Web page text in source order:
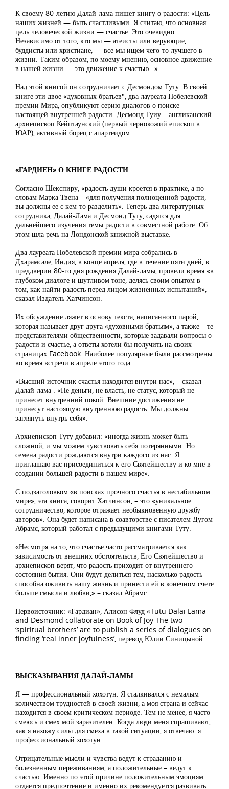
К своему 80-летию Далай-лама пишет книгу о радости: «Цель
наших жизней — быть счастливыми. Я считаю, что основная
цель человеческой жизни — счастье. Это очевидно.
Независимо от того, кто мы — атеисты или верующие,
буддисты или христиане, — все мы ищем чего-то лучшего в
жизни. Таким образом, по моему мнению, основное движение
в нашей жизни — это движение к счастью…».
Над этой книгой он сотрудничает с Десмондом Туту. В своей
книге эти двое «духовных братьев", два лауреата Нобелевской
премии Мира, опубликуют серию диалогов о поиске
настоящей внутренней радости. Десмонд Туиу – англиканский
архиепископ Кейптаунский (первый чернокожий епископ в
ЮАР), активный борец с апартеидом.
«ГАРДИЕН» О КНИГЕ РАДОСТИ
Согласно Шекспиру, «радость души кроется в практике, а по
словам Марка Твена – «для получения полноценной радости,
вы должны ее с кем-то разделить». Теперь два литературных
сотрудника, Далай-Лама и Десмонд Туту, садятся для
дальнейшего изучения темы радости в совместной работе. Об
этом шла речь на Лондонской книжной выставке.
Два лауреата Нобелевской премии мира собрались в
Дхарамсале, Индия, в конце апреля, где в течение пяти дней, в
преддверии 80-го дня рождения Далай-ламы, провели время «в
глубоком диалоге и шутливом тоне, делясь своим опытом в
том, как найти радость перед лицом жизненных испытаний», –
сказал Издатель Хатчинсон.
Их обсуждение ляжет в основу текста, написанного парой,
которая называет друг друга «духовными братьям», а также – те
представителями общественности, которые задавали вопросы о
радости и счастье, а ответы хотели бы получить на своих
страницах Facebook. Наиболее популярные были рассмотрены
во время встречи в апреле этого года.
«Высший источник счастья находится внутри нас», – сказал
Далай-лама . «Не деньги, не власть, не статус, который не
принесет внутренний покой. Внешние достижения не
принесут настоящую внутреннюю радость. Мы должны
заглянуть внутрь себя».
Архиепископ Туту добавил: «иногда жизнь может быть
сложной, и мы можем чувствовать себя потерянными. Но
семена радости рождаются внутри каждого из нас. Я
приглашаю вас присоединиться к его Святейшеству и ко мне в
создании большей радости в нашем мире».
С подзаголовком «в поисках прочного счастья в нестабильном
мире», эта книга, говорит Хатчинсон, – это «уникальное
сотрудничество, которое отражает необыкновенную дружбу
авторов». Она будет написана в соавторстве с писателем Дугом
Абрамс, который работал с предыдущими книгами Туту.
«Несмотря на то, что счастье часто рассматривается как
зависимость от внешних обстоятельств, Его Святейшество и
архиепископ верят, что радость приходит от внутреннего
состояния бытия. Они будут делиться тем, насколько радость
способна оживить нашу жизнь и принести ей в конечном счете
больше смысла и любви,» – сказал Абрамс.
Первоисточник: «Гардиан», Алисон Флуд «Tutu Dalai Lama
and Desmond collaborate on Book of Joy The two
‘spiritual brothers’ are to publish a series of dialogues on
finding ‘real inner joyfulness’, перевод Юлии Синицыной
ВЫСКАЗЫВАНИЯ ДАЛАЙ-ЛАМЫ
Я — профессиональный хохотун. Я сталкивался с немалым
количеством трудностей в своей жизни, а моя страна и сейчас
находится в своем критическом периоде. Тем не менее, я часто
смеюсь и смех мой заразителен. Когда люди меня спрашивают,
как я нахожу силы для смеха в такой ситуации, я отвечаю: я
профессиональный хохотун.
Отрицательные мысли и чувства ведут к страданию и
болезненным переживаниям, а положительные – ведут к
счастью. Именно по этой причине положительным эмоциям
отдается предпочтение и именно их рекомендуется развивать.